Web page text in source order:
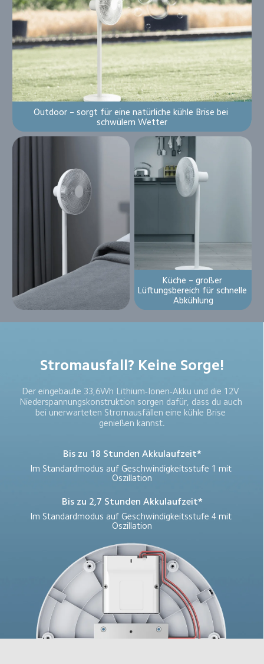
Outdoor – sorgt für eine natürliche kühle Brise bei
schwülem Wetter
Küche – großer
Lüftungsbereich für schnelle
Abkühlung
Stromausfall? Keine Sorge!
Der eingebaute 33,6Wh Lithium-Ionen-Akku und die 12V
Niederspannungskonstruktion sorgen dafür, dass du auch
bei unerwarteten Stromausfällen eine kühle Brise
genießen kannst.
Bis zu 18 Stunden Akkulaufzeit*
Im Standardmodus auf Geschwindigkeitsstufe 1 mit
Oszillation
Bis zu 2,7 Stunden Akkulaufzeit*
Im Standardmodus auf Geschwindigkeitsstufe 4 mit
Oszillation